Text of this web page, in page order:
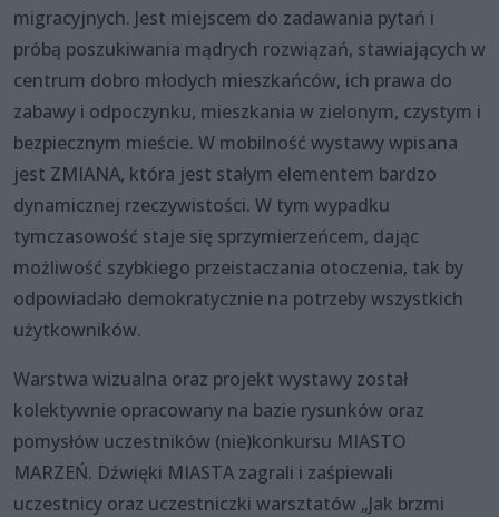
migracyjnych. Jest miejscem do zadawania pytań i
próbą poszukiwania mądrych rozwiązań, stawiających w
centrum dobro młodych mieszkańców, ich prawa do
zabawy i odpoczynku, mieszkania w zielonym, czystym i
bezpiecznym mieście. W mobilność wystawy wpisana
jest ZMIANA, która jest stałym elementem bardzo
dynamicznej rzeczywistości. W tym wypadku
tymczasowość staje się sprzymierzeńcem, dając
możliwość szybkiego przeistaczania otoczenia, tak by
odpowiadało demokratycznie na potrzeby wszystkich
użytkowników.
Warstwa wizualna oraz projekt wystawy został
kolektywnie opracowany na bazie rysunków oraz
pomysłów uczestników (nie)konkursu MIASTO
MARZEŃ. Dźwięki MIASTA zagrali i zaśpiewali
uczestnicy oraz uczestniczki warsztatów „Jak brzmi